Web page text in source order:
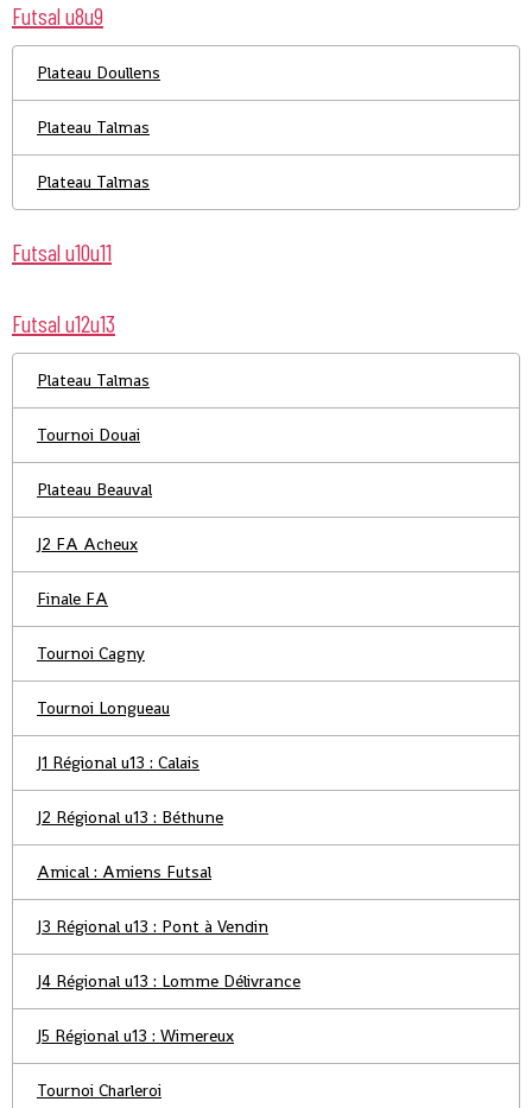
Futsal u8u9
Plateau Doullens
Plateau Talmas
Plateau Talmas
Futsal u10u11
Futsal u12u13
Plateau Talmas
Tournoi Douai
Plateau Beauval
J2 FA Acheux
Finale FA
Tournoi Cagny
Tournoi Longueau
J1 Régional u13 : Calais
J2 Régional u13 : Béthune
Amical : Amiens Futsal
J3 Régional u13 : Pont à Vendin
J4 Régional u13 : Lomme Délivrance
J5 Régional u13 : Wimereux
Tournoi Charleroi